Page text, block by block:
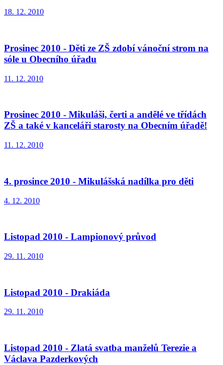
18. 12. 2010
Prosinec 2010 - Děti ze ZŠ zdobí vánoční strom na
sóle u Obecního úřadu
11. 12. 2010
Prosinec 2010 - Mikuláši, čerti a andělé ve třídách
ZŠ a také v kanceláři starosty na Obecním úřadě!
11. 12. 2010
4. prosince 2010 - Mikulášská nadílka pro děti
4. 12. 2010
Listopad 2010 - Lampionový průvod
29. 11. 2010
Listopad 2010 - Drakiáda
29. 11. 2010
Listopad 2010 - Zlatá svatba manželů Terezie a
Václava Pazderkových